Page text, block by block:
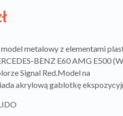
metalowy z elementami
BENZ E60 AMG E500
Signal Red.Model na
akrylową gablotkę